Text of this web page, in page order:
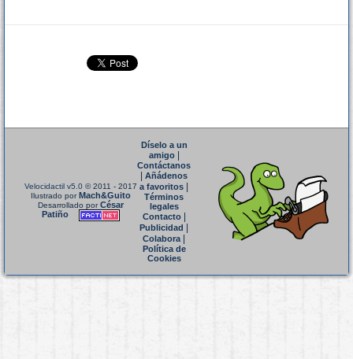
Velocidactil v5.0 © 2011 - 2017
Ilustrado porMach&Guito
Desarrollado porCésar
Patiño
Díselo a un
amigo|
Contáctanos
Añádenos
a favoritos
Términos
legales
Contacto|
Publicidad
Colabora|
Política de
Cookies